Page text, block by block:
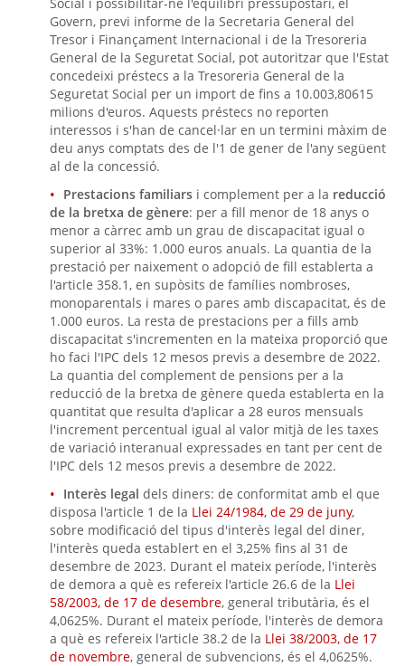
Govern, previ informe de la Secretaria General del
Tresor i Finançament Internacional i de la Tresoreria
General de la Seguretat Social, pot autoritzar que l'Estat
concedeixi préstecs a la Tresoreria General de la
Seguretat Social per un import de fins a 10.003,80615
milions d'euros. Aquests préstecs no reporten
interessos i s'han de cancel·lar en un termini màxim de
deu anys comptats des de l'1 de gener de l'any següent
al de la concessió.
Prestacions familiars i complement per a la reducció
de la bretxa de gènere: per a fill menor de 18 anys o
menor a càrrec amb un grau de discapacitat igual o
superior al 33%: 1.000 euros anuals. La quantia de la
prestació per naixement o adopció de fill establerta a
l'article 358.1, en supòsits de famílies nombroses,
monoparentals i mares o pares amb discapacitat, és de
1.000 euros. La resta de prestacions per a fills amb
discapacitat s'incrementen en la mateixa proporció que
ho faci l'IPC dels 12 mesos previs a desembre de 2022.
La quantia del complement de pensions per a la
reducció de la bretxa de gènere queda establerta en la
quantitat que resulta d'aplicar a 28 euros mensuals
l'increment percentual igual al valor mitjà de les taxes
de variació interanual expressades en tant per cent de
l'IPC dels 12 mesos previs a desembre de 2022.
Interès legal dels diners: de conformitat amb el que
disposa l'article 1 de la Llei 24/1984, de 29 de juny,
sobre modificació del tipus d'interès legal del diner,
l'interès queda establert en el 3,25% fins al 31 de
desembre de 2023. Durant el mateix període, l'interès
de demora a què es refereix l'article 26.6 de la Llei
58/2003, de 17 de desembre, general tributària, és el
4,0625%. Durant el mateix període, l'interès de demora
a què es refereix l'article 38.2 de la Llei 38/2003, de 17
de novembre, general de subvencions, és el 4,0625%.